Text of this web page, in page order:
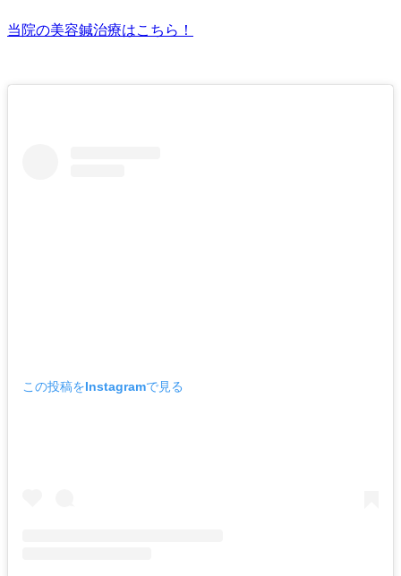
当院の美容鍼治療はこちら！
この投稿をInstagramで見る